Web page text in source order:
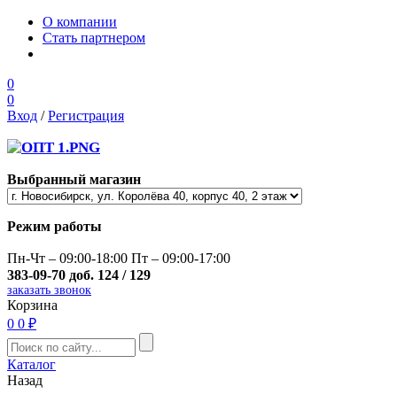
О компании
Стать партнером
0
0
Вход /Регистрация
Выбранный магазин
Режим работы
Пн-Чт – 09:00-18:00 Пт – 09:00-17:00
383-09-70 доб. 124 / 129
заказать звонок
Корзина
0 0 ₽
Каталог
Назад